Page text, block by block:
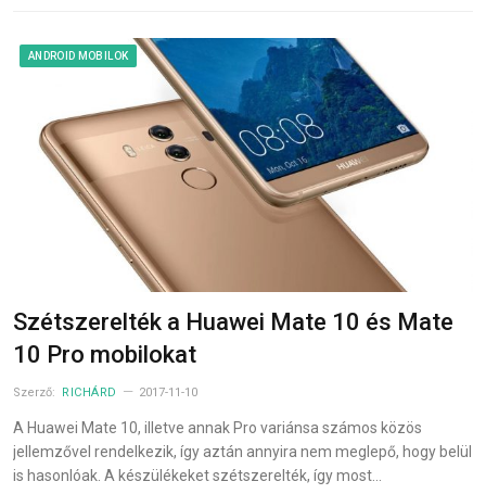
ANDROID MOBILOK
Szétszerelték a Huawei Mate 10 és Mate
10 Pro mobilokat
Szerző: RICHÁRD 2017-11-10
A Huawei Mate 10, illetve annak Pro variánsa számos közös
jellemzővel rendelkezik, így aztán annyira nem meglepő, hogy belül
is hasonlóak. A készülékeket szétszerelték, így most…